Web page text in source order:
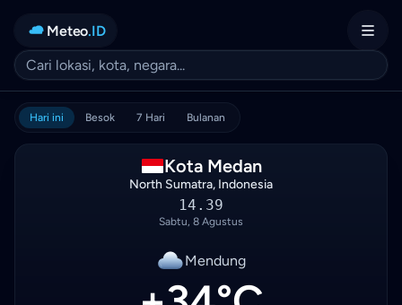
Meteo.ID
Hari ini Besok 7 Hari Bulanan
Kota Medan
North Sumatra, Indonesia
14.39
Sabtu, 8 Agustus
Mendung